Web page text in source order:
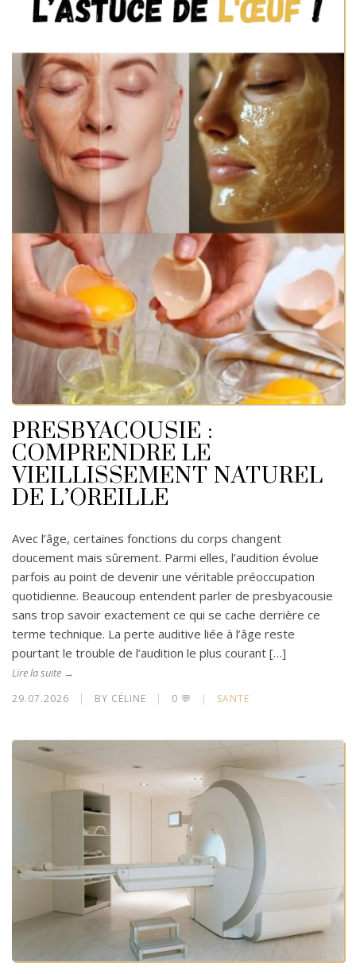
PRESBYACOUSIE :
COMPRENDRE LE
VIEILLISSEMENT NATUREL
DE L’OREILLE
Avec l’âge, certaines fonctions du corps changent
doucement mais sûrement. Parmi elles, l’audition évolue
parfois au point de devenir une véritable préoccupation
quotidienne. Beaucoup entendent parler de presbyacousie
sans trop savoir exactement ce qui se cache derrière ce
terme technique. La perte auditive liée à l’âge reste
pourtant le trouble de l’audition le plus courant […]
Lire la suite →
29.07.2026 | BY CÉLINE | 0 💬 | SANTE